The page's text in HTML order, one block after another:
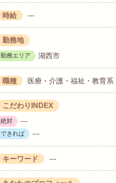
時給 ---
勤務地
勤務エリア 湖西市
職種 医療・介護・福祉・教育系
こだわりINDEX
絶対 ---
できれば ---
キーワード ---